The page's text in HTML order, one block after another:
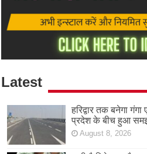
Latest
हरिद्वार तक बनेगा
प्रदेश के बीच हुआ
August 8, 2026